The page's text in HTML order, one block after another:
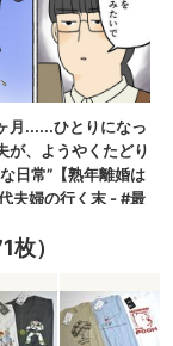
）